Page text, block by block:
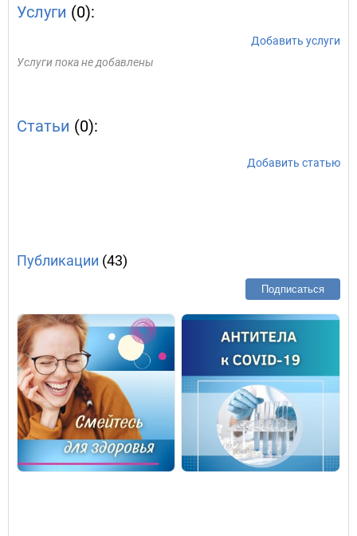
Услуги (0):
Добавить услуги
Услуги пока не добавлены
Статьи (0):
Добавить статью
Публикации (43)
Подписаться